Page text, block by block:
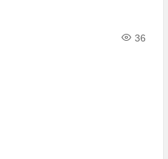
36